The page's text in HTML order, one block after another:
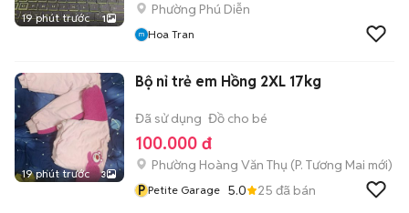
19 phút trước 1
Phường Phú Diễn
Hoa Tran
19 phút trước 3
Bộ nỉ trẻ em Hồng 2XL 17kg
Đã sử dụng Đồ cho bé
100.000 đ
Phường Hoàng Văn Thụ (P. Tương Mai mới)
P Petite Garage 5.0 25 đã bán